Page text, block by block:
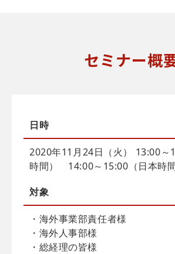
セミナー概
日時
2020年11月24日（火） 13:00～
時間） 14:00～15:00（日本時間
対象
・海外事業部責任者様
・海外人事部様
・総経理の皆様